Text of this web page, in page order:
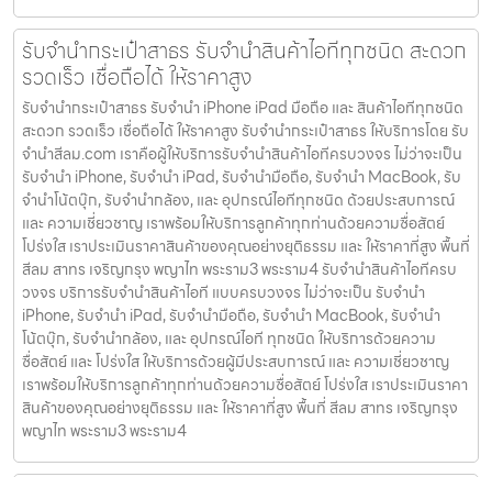
รับจำนำกระเป๋าสาธร รับจำนำสินค้าไอทีทุกชนิด สะดวก
รวดเร็ว เชื่อถือได้ ให้ราคาสูง
รับจำนำกระเป๋าสาธร รับจำนำ iPhone iPad มือถือ และ สินค้าไอทีทุกชนิด
สะดวก รวดเร็ว เชื่อถือได้ ให้ราคาสูง รับจำนำกระเป๋าสาธร ให้บริการโดย รับ
จํานําสีลม.com เราคือผู้ให้บริการรับจำนำสินค้าไอทีครบวงจร ไม่ว่าจะเป็น
รับจำนำ iPhone, รับจำนำ iPad, รับจำนำมือถือ, รับจำนำ MacBook, รับ
จำนำโน้ตบุ๊ก, รับจำนำกล้อง, และ อุปกรณ์ไอทีทุกชนิด ด้วยประสบการณ์
และ ความเชี่ยวชาญ เราพร้อมให้บริการลูกค้าทุกท่านด้วยความซื่อสัตย์
โปร่งใส เราประเมินราคาสินค้าของคุณอย่างยุติธรรม และ ให้ราคาที่สูง พื้นที่
สีลม สาทร เจริญกรุง พญาไท พระราม3 พระราม4 รับจำนำสินค้าไอทีครบ
วงจร บริการรับจำนำสินค้าไอที แบบครบวงจร ไม่ว่าจะเป็น รับจำนำ
iPhone, รับจำนำ iPad, รับจำนำมือถือ, รับจำนำ MacBook, รับจำนำ
โน้ตบุ๊ก, รับจำนำกล้อง, และ อุปกรณ์ไอที ทุกชนิด ให้บริการด้วยความ
ซื่อสัตย์ และ โปร่งใส ให้บริการด้วยผู้มีประสบการณ์ และ ความเชี่ยวชาญ
เราพร้อมให้บริการลูกค้าทุกท่านด้วยความซื่อสัตย์ โปร่งใส เราประเมินราคา
สินค้าของคุณอย่างยุติธรรม และ ให้ราคาที่สูง พื้นที่ สีลม สาทร เจริญกรุง
พญาไท พระราม3 พระราม4